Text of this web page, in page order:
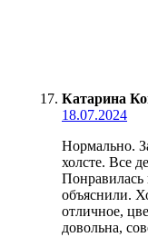
Катарина
18.07.2024
Нормально.
холсте. Все
Понравилась
объяснили.
отличное,
довольна,